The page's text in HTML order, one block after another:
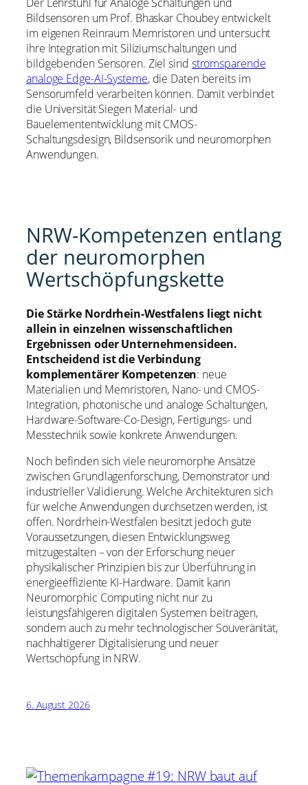
Bildsensoren um Prof. Bhaskar Choubey entwickelt
im eigenen Reinraum Memristoren und untersucht
ihre Integration mit Siliziumschaltungen und
bildgebenden Sensoren. Ziel sind stromsparende
analoge Edge-AI-Systeme, die Daten bereits im
Sensorumfeld verarbeiten können. Damit verbindet
die Universität Siegen Material- und
Bauelemententwicklung mit CMOS-
Schaltungsdesign, Bildsensorik und neuromorphen
Anwendungen.
NRW-Kompetenzen entlang
der neuromorphen
Wertschöpfungskette
Die Stärke Nordrhein-Westfalens liegt nicht
allein in einzelnen wissenschaftlichen
Ergebnissen oder Unternehmensideen.
Entscheidend ist die Verbindung
komplementärer Kompetenzen: neue
Materialien und Memristoren, Nano- und CMOS-
Integration, photonische und analoge Schaltungen,
Hardware-Software-Co-Design, Fertigungs- und
Messtechnik sowie konkrete Anwendungen.
Noch befinden sich viele neuromorphe Ansätze
zwischen Grundlagenforschung, Demonstrator und
industrieller Validierung. Welche Architekturen sich
für welche Anwendungen durchsetzen werden, ist
offen. Nordrhein-Westfalen besitzt jedoch gute
Voraussetzungen, diesen Entwicklungsweg
mitzugestalten – von der Erforschung neuer
physikalischer Prinzipien bis zur Überführung in
energieeffiziente KI-Hardware. Damit kann
Neuromorphic Computing nicht nur zu
leistungsfähigeren digitalen Systemen beitragen,
sondern auch zu mehr technologischer Souveränität,
nachhaltigerer Digitalisierung und neuer
Wertschöpfung in NRW.
6. August 2026